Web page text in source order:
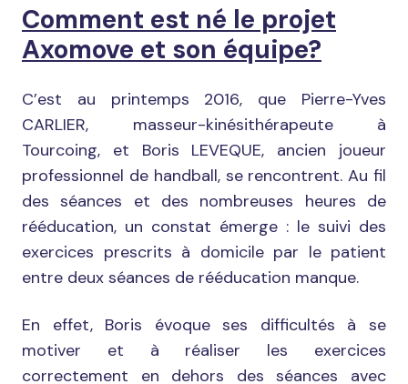
Comment est né le projet
Axomove et son équipe?
C’est au printemps 2016, que Pierre-Yves
CARLIER, masseur-kinésithérapeute à
Tourcoing, et Boris LEVEQUE, ancien joueur
professionnel de handball, se rencontrent. Au fil
des séances et des nombreuses heures de
rééducation, un constat émerge : le suivi des
exercices prescrits à domicile par le patient
entre deux séances de rééducation manque.
En effet, Boris évoque ses difficultés à se
motiver et à réaliser les exercices
correctement en dehors des séances avec